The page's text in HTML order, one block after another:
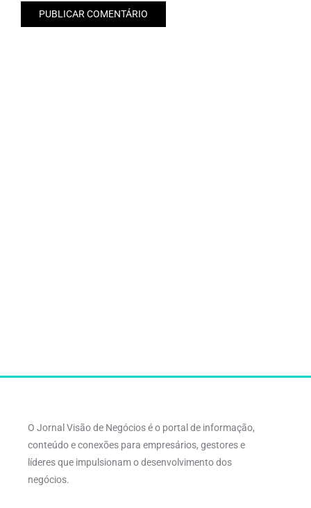
O Jornal Visão de Negócios é o portal de informação,
conteúdo e conexões para empresários, gestores e
líderes que impulsionam o desenvolvimento dos
negócios.